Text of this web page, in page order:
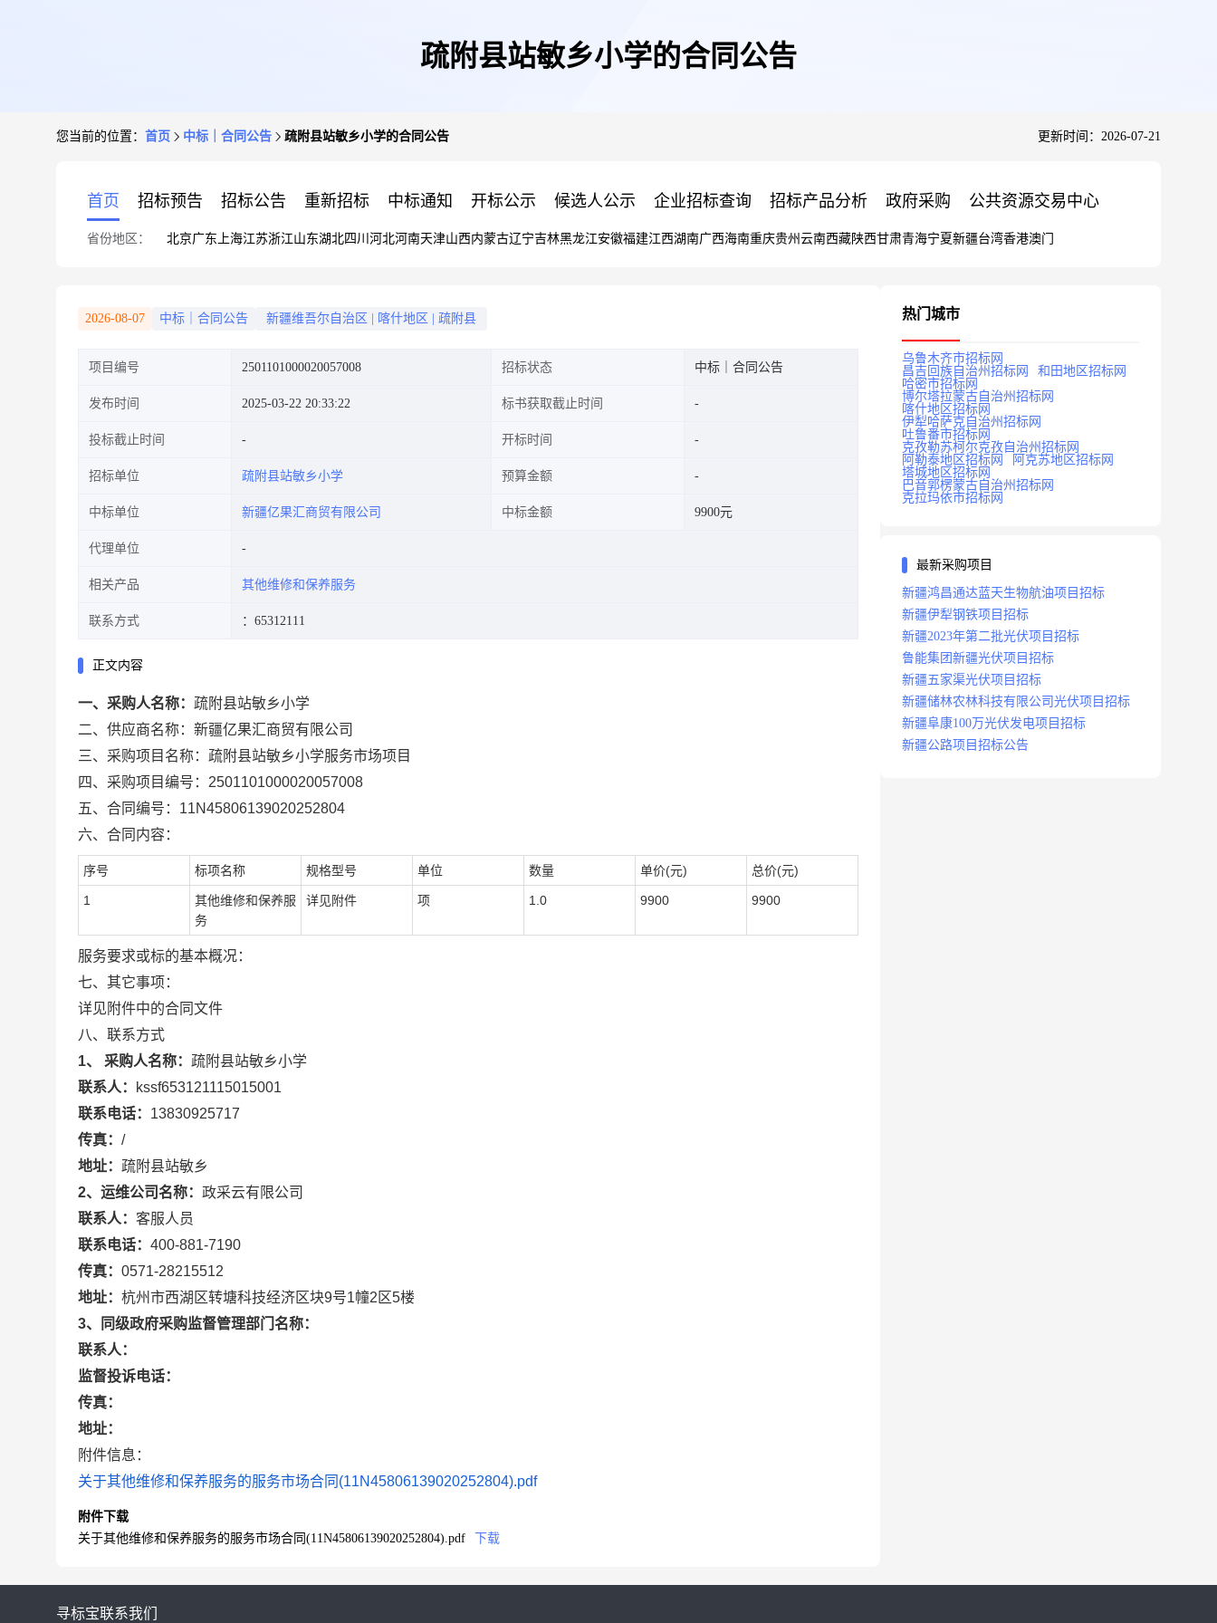
疏附县站敏乡小学的合同公告
您当前的位置： 首页 中标｜合同公告 疏附县站敏乡小学的合同公告 更新时间：2026-07-21
首页 招标预告 招标公告 重新招标 中标通知 开标公示 候选人公示 企业招标查询 招标产品分析 政府采购 公共资源交易中心
省份地区： 北京广东 上海江苏浙江山东湖北四川 河北河南天津山西内蒙古辽宁吉林黑龙江安徽福建江西湖南广西海南重庆贵州 云南西藏陕西甘肃青海宁夏新疆台湾香港澳门
2026-08-07 中标｜合同公告 新疆维吾尔自治区 喀什地区 疏附县
项目编号 2501101000020057008 招标状态 中标｜合同公告
发布时间 2025-03-22 20:33:22 标书获取截止时间
投标截止时间 开标时间
招标单位 疏附县站敏乡小学 预算金额
中标单位 新疆亿果汇商贸有限公司 中标金额 9900元
代理单位
相关产品 其他维修和保养服务
联系方式 ：65312111
正文内容
一、采购人名称： 疏附县站敏乡小学
二、供应商名称： 新疆亿果汇商贸有限公司
三、采购项目名称： 疏附县站敏乡小学服务市场项目
四、采购项目编号： 2501101000020057008
五、合同编号： 11N45806139020252804
六、合同内容：
序号 标项名称 规格型号 单位 数量 单价(元) 总价(元)
1
其他维修和保养服
务
详见附件 项 1.0 9900 9900
服务要求或标的基本概况：
七、其它事项：
详见附件中的合同文件
八、联系方式
1、 采购人名称： 疏附县站敏乡小学
联系人：
kssf653121115015001
联系电话： 13830925717
传真： /
地址： 疏附县站敏乡
2、运维公司名称： 政采云有限公司
联系人： 客服人员
联系电话： 400-881-7190
传真： 0571-28215512
地址： 杭州市西湖区转塘科技经济区块9号1幢2区5楼
3、同级政府采购监督管理部门名称：
联系人：
监督投诉电话：
传真：
地址：
附件信息：
关于其他维修和保养服务的服务市场合同(11N45806139020252804).pdf
附件下载
关于其他维修和保养服务的服务市场合同(11N45806139020252804).pdf
下载
热门城市
乌鲁木齐市招标网
昌吉回族自治州招标网
和田地区招标网
哈密市招标网
博尔塔拉蒙古自治州招标网
喀什地区招标网
伊犁哈萨克自治州招标网
吐鲁番市招标网
克孜勒苏柯尔克孜自治州招标网
阿勒泰地区招标网
阿克苏地区招标网
塔城地区招标网
巴音郭楞蒙古自治州招标网
克拉玛依市招标网
最新采购项目
新疆鸿昌通达蓝天生物航油项目招标
新疆伊犁钢铁项目招标
新疆2023年第二批光伏项目招标
鲁能集团新疆光伏项目招标
新疆五家渠光伏项目招标
新疆储林农林科技有限公司光伏项目招标
新疆阜康100万光伏发电项目招标
新疆公路项目招标公告
寻标宝联系我们